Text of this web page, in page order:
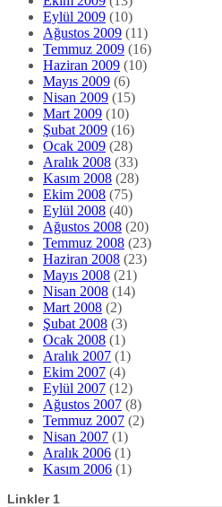
Eylül 2009 (10)
Ağustos 2009 (11)
Temmuz 2009 (16)
Haziran 2009 (10)
Mayıs 2009 (6)
Nisan 2009 (15)
Mart 2009 (10)
Şubat 2009 (16)
Ocak 2009 (28)
Aralık 2008 (33)
Kasım 2008 (28)
Ekim 2008 (75)
Eylül 2008 (40)
Ağustos 2008 (20)
Temmuz 2008 (23)
Haziran 2008 (23)
Mayıs 2008 (21)
Nisan 2008 (14)
Mart 2008 (2)
Şubat 2008 (3)
Ocak 2008 (1)
Aralık 2007 (1)
Ekim 2007 (4)
Eylül 2007 (12)
Ağustos 2007 (8)
Temmuz 2007 (2)
Nisan 2007 (1)
Aralık 2006 (1)
Kasım 2006 (1)
Linkler 1